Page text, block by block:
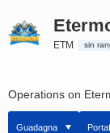
ETM sin
Operations on
Guadagna